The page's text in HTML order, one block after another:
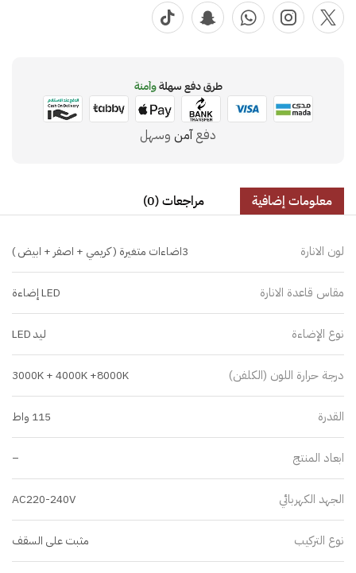
طرق دفع سهلةوآمنة
دفعآمن وسهل
معلومات إضافية مراجعات (0)
لون الانارة 3اضاءات متغيرة ( كريمي + اصفر + ابيض )
مقاس قاعدة الانارة LED إضاءة
نوع الإضاءة ليد LED
درجة حرارة اللون (الكلفن) 3000K + 4000K +8000K
القدرة 115 واط
ابعاد المنتج –
الجهد الكهربائي AC220-240V
نوع التركيب مثبت على السقف